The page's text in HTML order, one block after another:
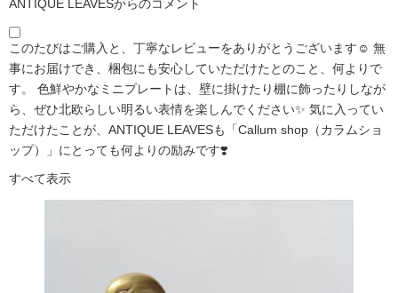
ANTIQUE LEAVESからのコメント
このたびはご購入と、丁寧なレビューをありがとうございます☺️ 無
事にお届けでき、梱包にも安心していただけたとのこと、何よりで
す。 色鮮やかなミニプレートは、壁に掛けたり棚に飾ったりしなが
ら、ぜひ北欧らしい明るい表情を楽しんでください✨ 気に入ってい
ただけたことが、ANTIQUE LEAVESも「Callum shop（カラムショ
ップ）」にとっても何よりの励みです❣️
すべて表示